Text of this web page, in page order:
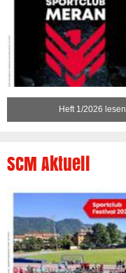
Heft 1/2026 lesen
SCM Aktuell